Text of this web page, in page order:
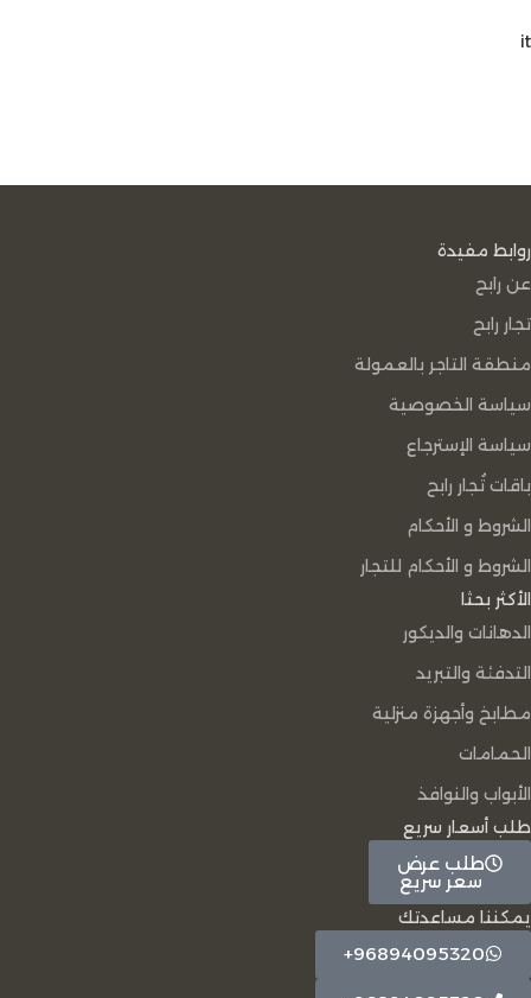
it
روابط مفيدة
عن رابح
تجار رابح
منطقة التاجر بالعمولة
سياسة الخصوصية
سياسة الإسترجاع
باقات تُجار رابح
الشروط و الأحكام
الشروط و الأحكام للتجار
الأكثر بحثا
الدهانات والديكور
التدفئة والتبريد
مطابخ وأجهزة منزلية
الحمامات
الأبواب والنوافذ
طلب أسعار سريع
طلب عرض
سعر سريع
يمكننا مساعدتك
96894095320+